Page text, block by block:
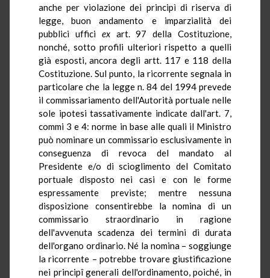
anche per violazione dei principì di riserva di
legge, buon andamento e imparzialità dei
pubblici uffici ex art. 97 della Costituzione,
nonché, sotto profili ulteriori rispetto a quelli
già esposti, ancora degli artt. 117 e 118 della
Costituzione. Sul punto, la ricorrente segnala in
particolare che la legge n. 84 del 1994 prevede
il commissariamento dell'Autorità portuale nelle
sole ipotesi tassativamente indicate dall'art. 7,
commi 3 e 4: norme in base alle quali il Ministro
può nominare un commissario esclusivamente in
conseguenza di revoca del mandato al
Presidente e/o di scioglimento del Comitato
portuale disposto nei casi e con le forme
espressamente previste; mentre nessuna
disposizione consentirebbe la nomina di un
commissario straordinario in ragione
dell'avvenuta scadenza dei termini di durata
dell'organo ordinario. Né la nomina – soggiunge
la ricorrente – potrebbe trovare giustificazione
nei principî generali dell'ordinamento, poiché, in